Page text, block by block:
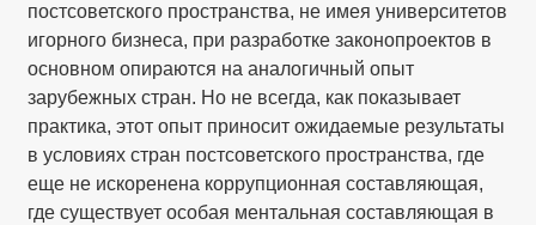
постсоветского пространства, не имея университетов
игорного бизнеса, при разработке законопроектов в
основном опираются на аналогичный опыт
зарубежных стран. Но не всегда, как показывает
практика, этот опыт приносит ожидаемые результаты
в условиях стран постсоветского пространства, где
еще не искоренена коррупционная составляющая,
где существует особая ментальная составляющая в